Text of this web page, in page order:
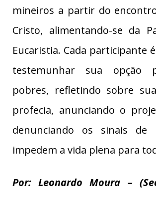
mineiros a partir do
Cristo, alimentando-se da
Eucaristia. Cada participante
testemunhar sua opção
pobres, refletindo sobre
profecia, anunciando o
denunciando os sinais de
impedem a vida plena para
Por: Leonardo Moura –